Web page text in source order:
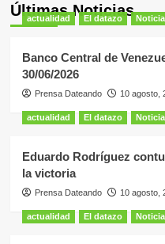
Últimas Noticias
actualidad El datazo
Banco Central de
30/06/2026
Prensa Dateando 10 agosto,
actualidad El datazo
Eduardo Rodríguez
la victoria
Prensa Dateando 10 agosto,
actualidad El datazo